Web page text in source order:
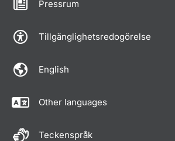
Pressrum
Tillgänglighetsredogörelse
English
Other languages
Teckenspråk